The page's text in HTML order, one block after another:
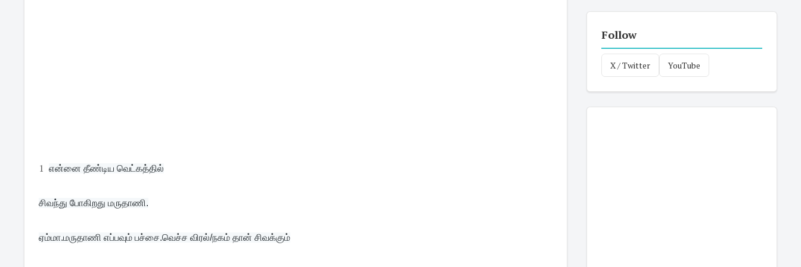
1என்னை தீண்டிய வெட்கத்தில்
சிவந்து போகிறது மருதாணி.
ஏம்மா.மருதாணி எப்பவும் பச்சை.வெச்ச விரல்/நகம் தான் சிவக்கும்
Follow
X / Twitter YouTube